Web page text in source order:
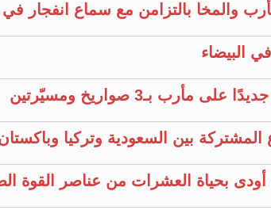
والمخا بالتزامن مع سماع انفجار في
البيضاء
بـ3 صواريخ ومسيّرتين
المشتركة بين السعودية وتركيا
بحياة العشرات من عناصر القوة